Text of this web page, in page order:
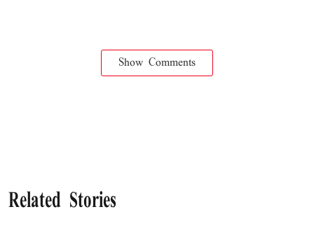
Show Comments
Related Stories